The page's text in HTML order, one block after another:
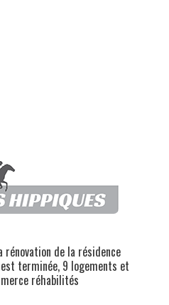
rénovation de la résidence
terminée, 9 logements et
réhabilités